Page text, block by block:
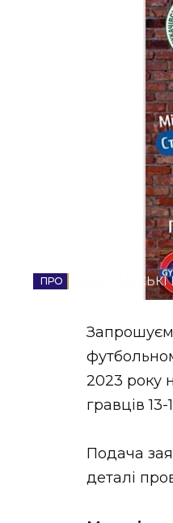
НОВИНИ
ВІДЕО
2023 року
гравців
Подача
деталі